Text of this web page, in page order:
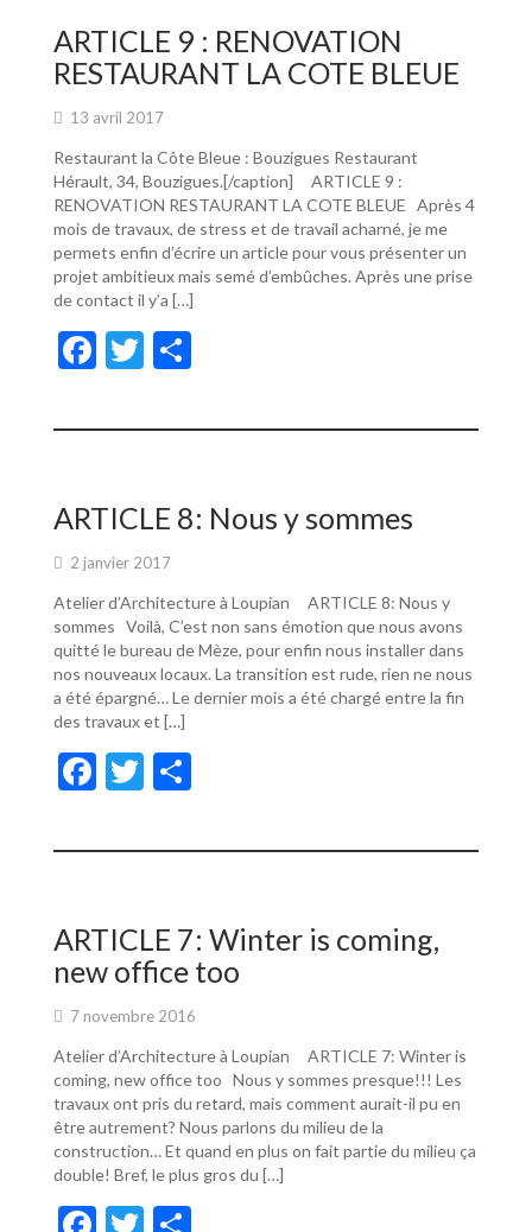
o
o
k
er
ARTICLE 9 : RENOVATION
RESTAURANT LA COTE BLEUE
13 avril 2017
Restaurant la Côte Bleue : Bouzigues Restaurant
Hérault, 34, Bouzigues.[/caption] ARTICLE 9 :
RENOVATION RESTAURANT LA COTE BLEUE Après 4
mois de travaux, de stress et de travail acharné, je me
permets enfin d’écrire un article pour vous présenter un
projet ambitieux mais semé d’embûches. Après une prise
de contact il y’a […]
F
e
o
o
k
T
itt ta
er
ARTICLE 8: Nous y sommes
2 janvier 2017
Atelier d’Architecture à Loupian ARTICLE 8: Nous y
sommes Voilà, C’est non sans émotion que nous avons
quitté le bureau de Mèze, pour enfin nous installer dans
nos nouveaux locaux. La transition est rude, rien ne nous
a été épargné… Le dernier mois a été chargé entre la fin
des travaux et […]
F
e
o
o
k
T
itt ta
er
ARTICLE 7: Winter is coming,
new office too
7 novembre 2016
Atelier d’Architecture à Loupian ARTICLE 7: Winter is
coming, new office too Nous y sommes presque!!! Les
travaux ont pris du retard, mais comment aurait-il pu en
être autrement? Nous parlons du milieu de la
construction… Et quand en plus on fait partie du milieu ça
double! Bref, le plus gros du […]